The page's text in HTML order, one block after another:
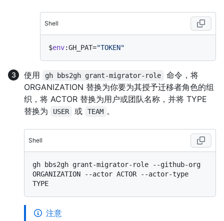
Shell
$env:GH_PAT="TOKEN"
使用 gh bbs2gh grant-migrator-role
命令，将
ORGANIZATION 替换为你要为其授予迁移者角色的组
织，将 ACTOR 替换为用户或团队名称，并将 TYPE
替换为
USER 或 TEAM 。
Shell
gh bbs2gh grant-migrator-role --github-org
ORGANIZATION --actor ACTOR --actor-type
注意